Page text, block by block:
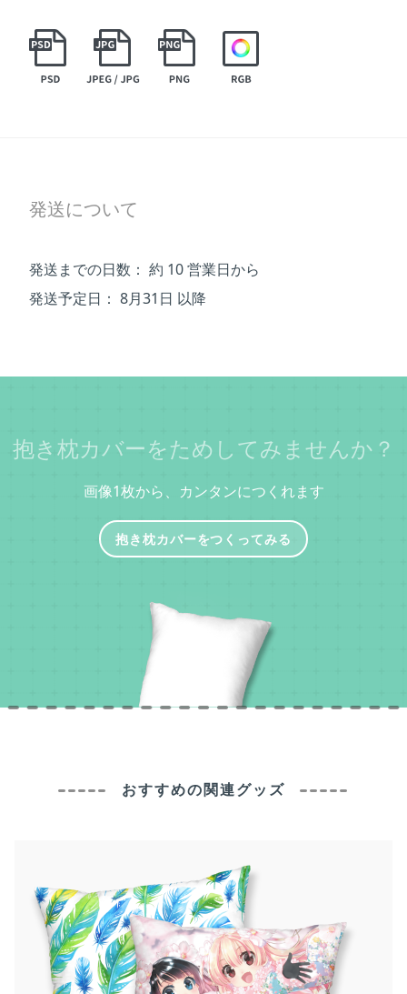
発送について
発送までの日数： 約 10 営業日から
発送予定日： 8月31日 以降
抱き枕カバーをためしてみませんか？
画像1枚から、カンタンにつくれます
抱き枕カバーをつくってみる
おすすめの関連グッズ